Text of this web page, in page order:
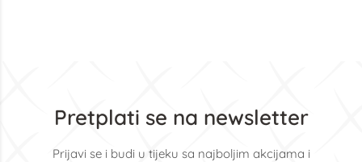
Pretplati se na newsletter
Prijavi se i budi u tijeku sa najboljim akcijama i